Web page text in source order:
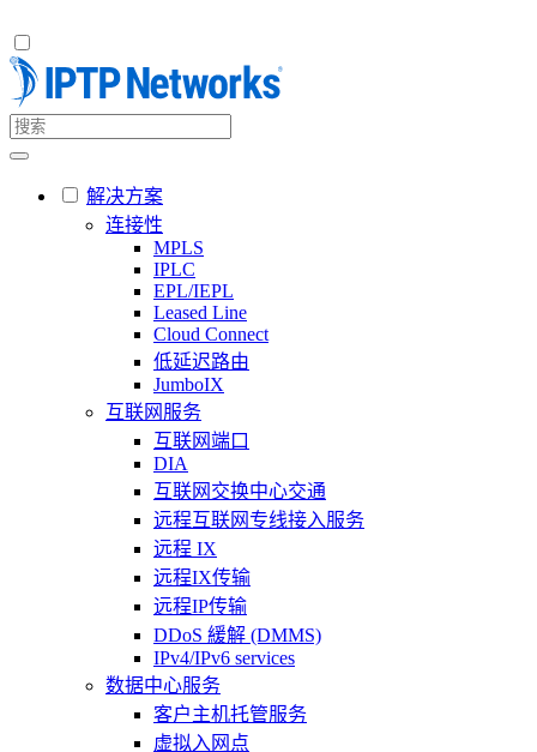
解决方案
连接性
MPLS
IPLC
EPL/IEPL
Leased Line
Cloud Connect
低延迟路由
JumboIX
互联网服务
互联网端口
DIA
互联网交换中心交通
远程互联网专线接入服务
远程 IX
远程IX传输
远程IP传输
DDoS 緩解 (DMMS)
IPv4/IPv6 services
数据中心服务
客户主机托管服务
虚拟入网点